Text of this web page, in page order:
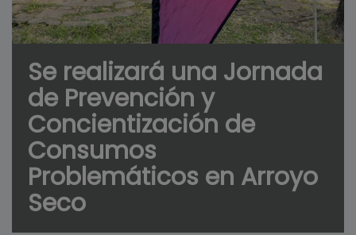
Se realizará una Jornada
de Prevención y
Concientización de
Consumos
Problemáticos en Arroyo
Seco